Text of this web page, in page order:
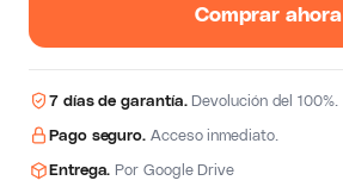
Comprar ahora
7 días de garantía.Devolución del 100%.
Pago seguro. Acceso inmediato.
Entrega. Por Google Drive